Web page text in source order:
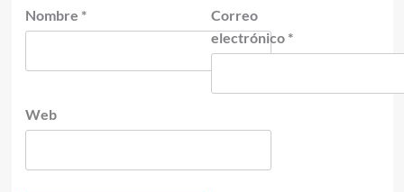
Nombre *
Correo
electrónico *
Web